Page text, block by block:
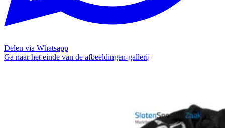
Delen via Whatsapp
Ga naar het einde van de afbeeldingen-gallerij